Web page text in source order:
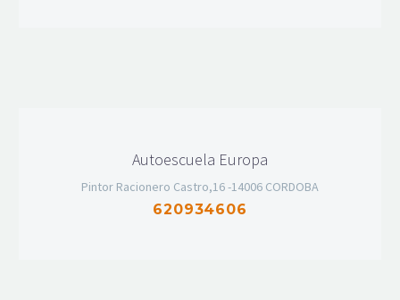
Autoescuela Europa
Pintor Racionero Castro,16 -14006 CORDOBA
620934606